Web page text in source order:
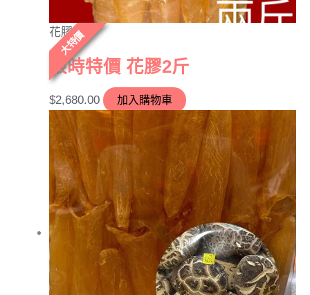
大特價
花膠
限時特價 花膠2斤
$2,680.00 加入購物車